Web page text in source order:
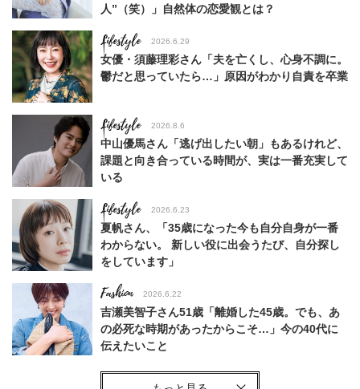
人”（笑）」自然体の恋愛観とは？
Lifestyle 2026.6.29
女優・須藤理彩さん「夫を亡くし、心身不調に。
鬱だと思っていたら…」原因がわかり自責を卒業
Lifestyle 2026.8.6
中山優馬さん「逃げ出したい朝」もあるけれど、
課題と向き合っている時間が、実は一番充実して
いる
Lifestyle 2026.6.23
夏帆さん、「35歳になった今も自分自身が一番
わからない。 新しい役に出会うたび、自分探し
をしています」
Fashion 2026.6.22
吉瀬美智子さん51歳「離婚した45歳。でも、あ
の必死な時期があったからこそ…」今の40代に
伝えたいこと
Fashion